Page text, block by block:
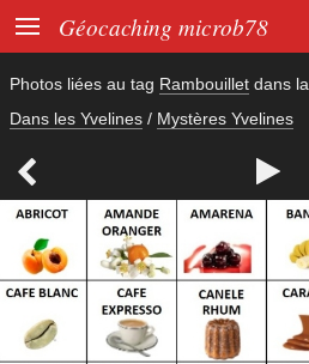
 Géocaching microb78
Photos liées au tag Rambouillet dans la
Dans les Yvelines / Mystères Yvelines
 